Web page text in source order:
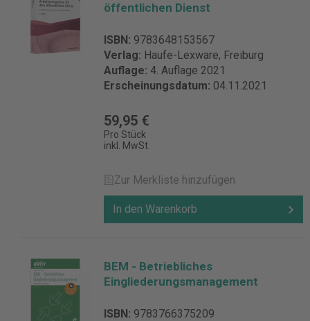
öffentlichen Dienst
ISBN: 9783648153567
Verlag: Haufe-Lexware, Freiburg
Auflage: 4. Auflage 2021
Erscheinungsdatum: 04.11.2021
59,95 €
Pro Stück
inkl. MwSt.
Zur Merkliste hinzufügen
In den Warenkorb
BEM - Betriebliches
Eingliederungsmanagement
ISBN: 9783766375209